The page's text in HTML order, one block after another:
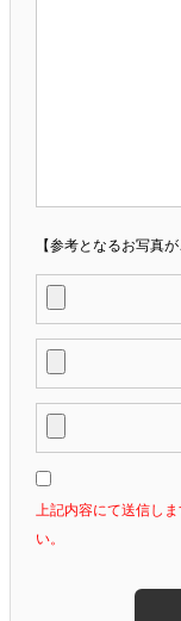
【参考となるお写真
上記内容にて送信し
い。